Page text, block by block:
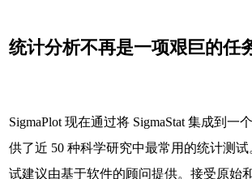
统计分析不再是一项艰巨的任
SigmaPlot 现在通过将 SigmaStat 集成到一
供了近 50 种科学研究中最常用的统计测
试建议由基于软件的顾问提供。接受原始